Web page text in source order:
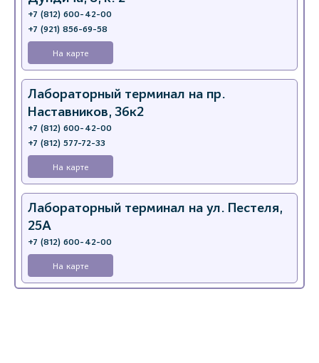
+7 (812) 600-42-00
+7 (921) 856-69-58
На карте
Лабораторный терминал на пр.
Наставников, 36к2
+7 (812) 600-42-00
+7 (812) 577-72-33
На карте
Лабораторный терминал на ул. Пестеля,
25А
+7 (812) 600-42-00
На карте